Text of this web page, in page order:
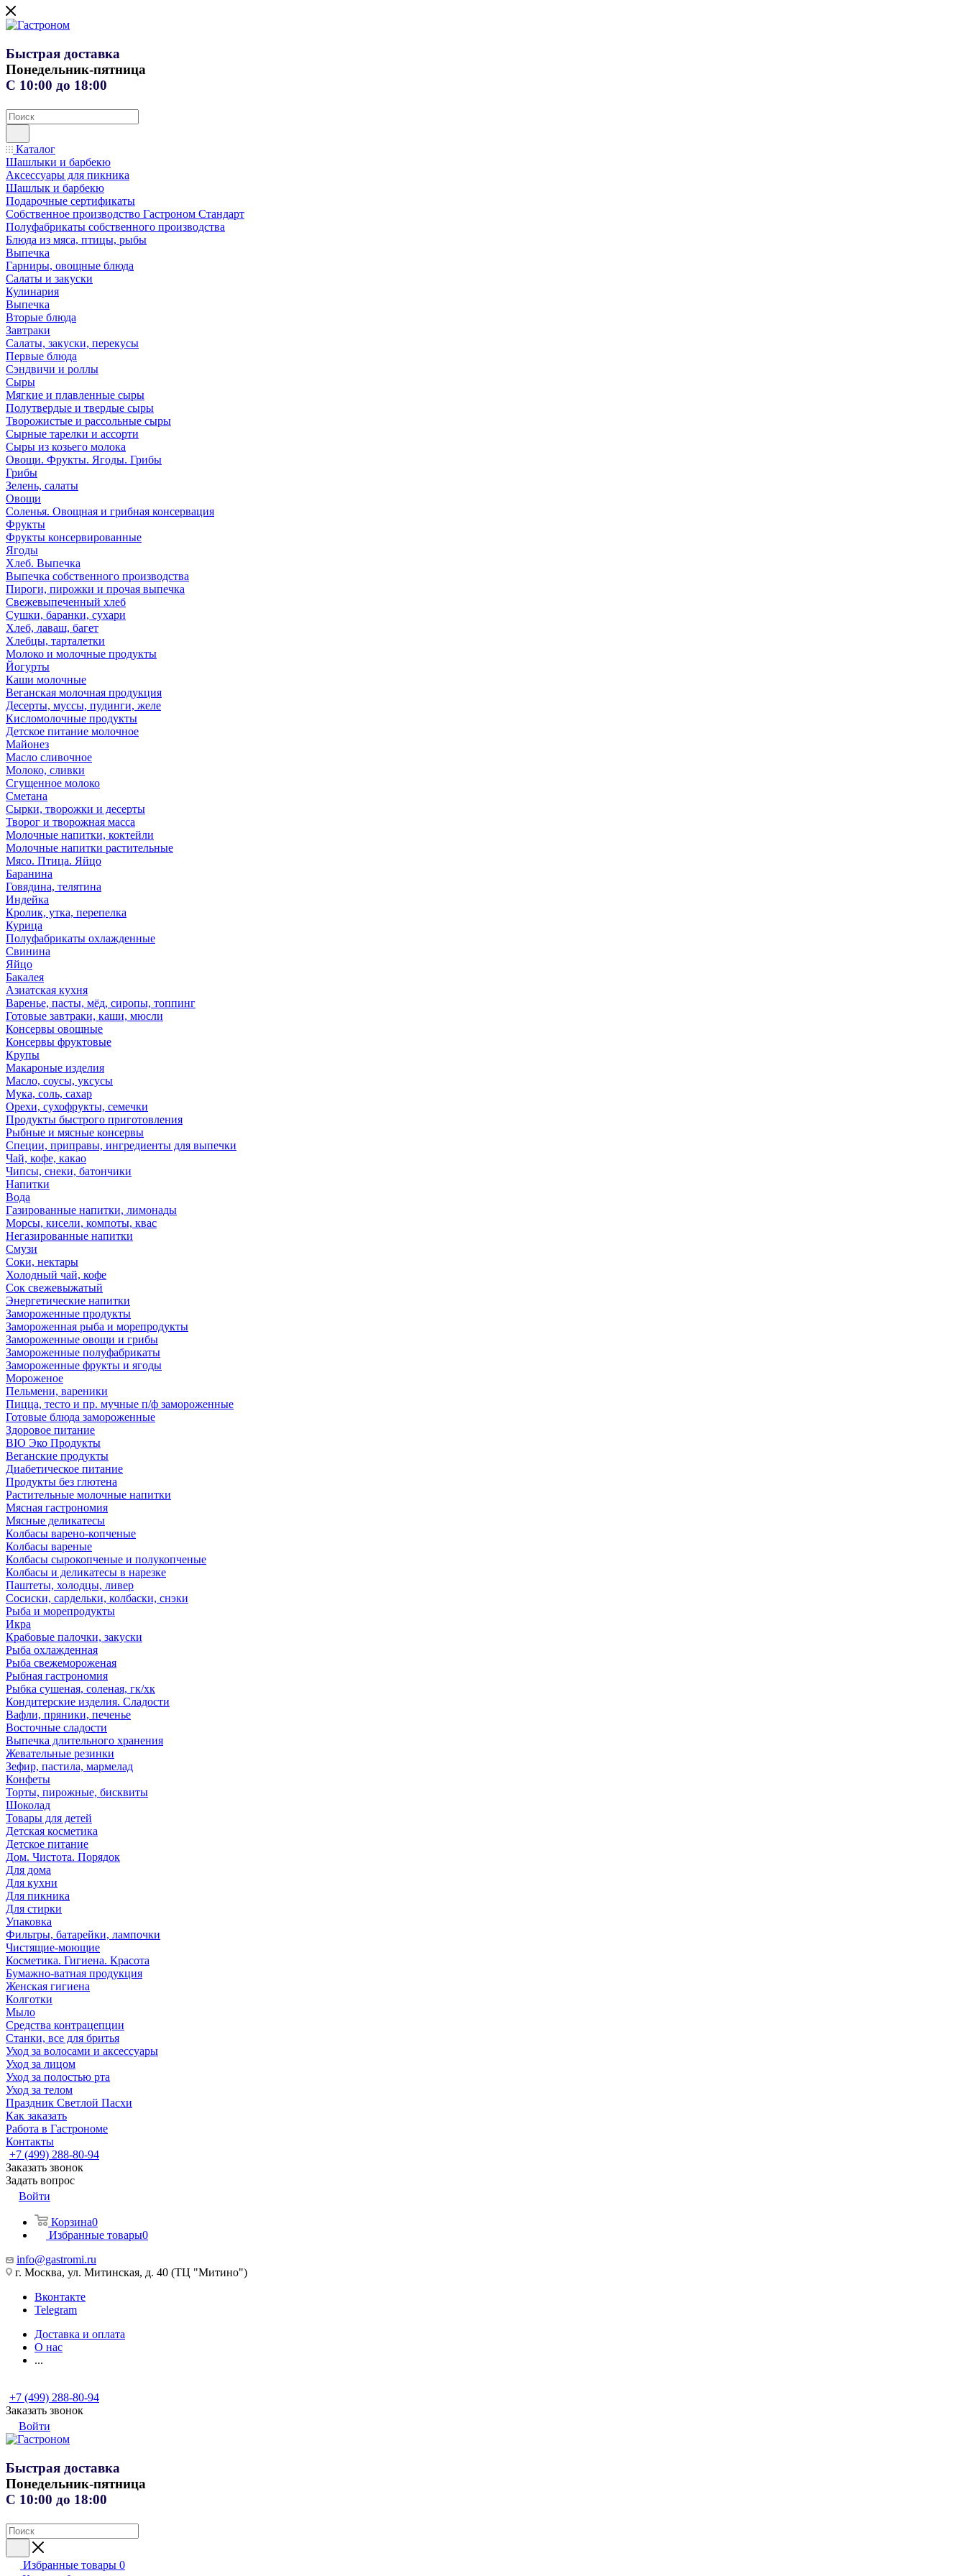
Быстрая доставка
Понедельник-пятница
С 10:00 до 18:00
Каталог
Шашлыки и барбекю
Аксессуары для пикника
Шашлык и барбекю
Подарочные сертификаты
Собственное производство Гастроном Стандарт
Полуфабрикаты собственного производства
Блюда из мяса, птицы, рыбы
Выпечка
Гарниры, овощные блюда
Салаты и закуски
Кулинария
Выпечка
Вторые блюда
Завтраки
Салаты, закуски, перекусы
Первые блюда
Сэндвичи и роллы
Сыры
Мягкие и плавленные сыры
Полутвердые и твердые сыры
Творожистые и рассольные сыры
Сырные тарелки и ассорти
Сыры из козьего молока
Овощи. Фрукты. Ягоды. Грибы
Грибы
Зелень, салаты
Овощи
Соленья. Овощная и грибная консервация
Фрукты
Фрукты консервированные
Ягоды
Хлеб. Выпечка
Выпечка собственного производства
Пироги, пирожки и прочая выпечка
Свежевыпеченный хлеб
Сушки, баранки, сухари
Хлеб, лаваш, багет
Хлебцы, тарталетки
Молоко и молочные продукты
Йогурты
Каши молочные
Веганская молочная продукция
Десерты, муссы, пудинги, желе
Кисломолочные продукты
Детское питание молочное
Майонез
Масло сливочное
Молоко, сливки
Сгущенное молоко
Сметана
Сырки, творожки и десерты
Творог и творожная масса
Молочные напитки, коктейли
Молочные напитки растительные
Мясо. Птица. Яйцо
Баранина
Говядина, телятина
Индейка
Кролик, утка, перепелка
Курица
Полуфабрикаты охлажденные
Свинина
Яйцо
Бакалея
Азиатская кухня
Варенье, пасты, мёд, сиропы, топпинг
Готовые завтраки, каши, мюсли
Консервы овощные
Консервы фруктовые
Крупы
Макароные изделия
Масло, соусы, уксусы
Мука, соль, сахар
Орехи, сухофрукты, семечки
Продукты быстрого приготовления
Рыбные и мясные консервы
Специи, приправы, ингредиенты для выпечки
Чай, кофе, какао
Чипсы, снеки, батончики
Напитки
Вода
Газированные напитки, лимонады
Морсы, кисели, компоты, квас
Негазированные напитки
Смузи
Соки, нектары
Холодный чай, кофе
Сок свежевыжатый
Энергетические напитки
Замороженные продукты
Замороженная рыба и морепродукты
Замороженные овощи и грибы
Замороженные полуфабрикаты
Замороженные фрукты и ягоды
Мороженое
Пельмени, вареники
Пицца, тесто и пр. мучные п/ф замороженные
Готовые блюда замороженные
Здоровое питание
BIO Эко Продукты
Веганские продукты
Диабетическое питание
Продукты без глютена
Растительные молочные напитки
Мясная гастрономия
Мясные деликатесы
Колбасы варено-копченые
Колбасы вареные
Колбасы сырокопченые и полукопченые
Колбасы и деликатесы в нарезке
Паштеты, холодцы, ливер
Сосиски, сардельки, колбаски, снэки
Рыба и морепродукты
Икра
Крабовые палочки, закуски
Рыба охлажденная
Рыба свежемороженая
Рыбная гастрономия
Рыбка сушеная, соленая, гк/хк
Кондитерские изделия. Сладости
Вафли, пряники, печенье
Восточные сладости
Выпечка длительного хранения
Жевательные резинки
Зефир, пастила, мармелад
Конфеты
Торты, пирожные, бисквиты
Шоколад
Товары для детей
Детская косметика
Детское питание
Дом. Чистота. Порядок
Для дома
Для кухни
Для пикника
Для стирки
Упаковка
Фильтры, батарейки, лампочки
Чистящие-моющие
Косметика. Гигиена. Красота
Бумажно-ватная продукция
Женская гигиена
Колготки
Мыло
Средства контрацепции
Станки, все для бритья
Уход за волосами и аксессуары
Уход за лицом
Уход за полостью рта
Уход за телом
Праздник Светлой Пасхи
Как заказать
Работа в Гастрономе
Контакты
+7 (499) 288-80-94
Заказать звонок
Задать вопрос
Войти
Корзина0
Избранные товары0
info@gastromi.ru
г. Москва, ул. Митинская, д. 40 (ТЦ "Митино")
Вконтакте
Telegram
Доставка и оплата
О нас
...
+7 (499) 288-80-94
Заказать звонок
Войти
Быстрая доставка
Понедельник-пятница
С 10:00 до 18:00
Избранные товары 0